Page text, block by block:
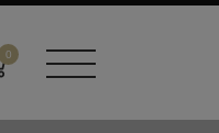
0